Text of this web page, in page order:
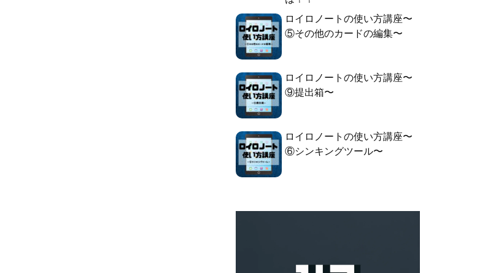
ロイロノートの使い方講座〜
⑤その他のカードの編集〜
ロイロノートの使い方講座〜
⑨提出箱〜
ロイロノートの使い方講座〜
⑥シンキングツール〜